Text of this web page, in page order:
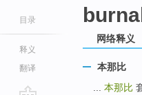
目录
释义
翻译
网络释义
本那比
本那比